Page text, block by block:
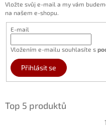
Vložte svůj e-mail a my vám
na našem e-shopu.
E-mail
Vložením e-mailu souhlasíte s
Přihlásit se
Top 5 produktů